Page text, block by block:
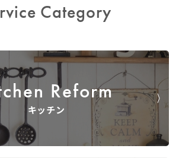
Category
Reform
キッチン